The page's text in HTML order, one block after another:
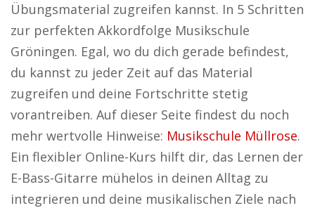
Übungsmaterial zugreifen kannst. In 5 Schritten
zur perfekten Akkordfolge Musikschule
Gröningen. Egal, wo du dich gerade befindest,
du kannst zu jeder Zeit auf das Material
zugreifen und deine Fortschritte stetig
vorantreiben. Auf dieser Seite findest du noch
mehr wertvolle Hinweise: Musikschule Müllrose.
Ein flexibler Online-Kurs hilft dir, das Lernen der
E-Bass-Gitarre mühelos in deinen Alltag zu
integrieren und deine musikalischen Ziele nach